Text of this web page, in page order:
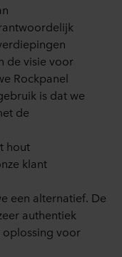
de visie voor
Rockpanel
is datwe
de
hout
klant
een alternatief. De
authentiek
oplossing voor